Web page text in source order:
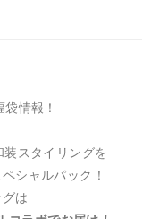
情報！
スタイリングを
シャルパック！
は